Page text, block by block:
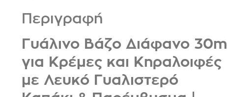
Περιγραφή
Γυάλινο Βάζο Διάφανο 30ml
για Κρέμες και Κηραλοιφές
με Λευκό Γυαλιστερό